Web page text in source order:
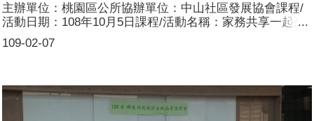
109-02-07
主辦單位：桃園區公所協辦單位：中山社區發展協會課程/
活動日期：108年10月5日課程/活動名稱：家務共享一起來
課程/活動目標：讓參與活動者具備基本性別平等意識，從
自身做起並給予他人尊重，共同分擔家庭事務。說明大部分
家庭中所有成員都應該共同分擔並付出，才能使家庭得以永
續經營。參加人數：共77 人，分別為男性：22 人；女性：